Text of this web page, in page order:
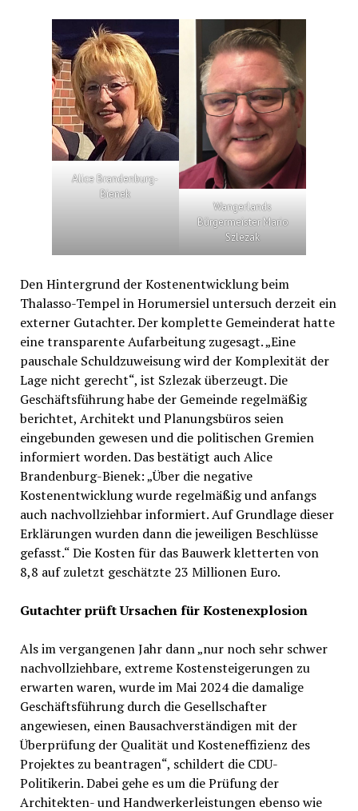
Alice Brandenburg-
Bienek
Wangerlands
Bürgermeister Mario
Szlezak
Den Hintergrund der Kostenentwicklung beim
Thalasso-Tempel in Horumersiel untersuch derzeit ein
externer Gutachter. Der komplette Gemeinderat hatte
eine transparente Aufarbeitung zugesagt. „Eine
pauschale Schuldzuweisung wird der Komplexität der
Lage nicht gerecht“, ist Szlezak überzeugt. Die
Geschäftsführung habe der Gemeinde regelmäßig
berichtet, Architekt und Planungsbüros seien
eingebunden gewesen und die politischen Gremien
informiert worden. Das bestätigt auch Alice
Brandenburg-Bienek: „Über die negative
Kostenentwicklung wurde regelmäßig und anfangs
auch nachvollziehbar informiert. Auf Grundlage dieser
Erklärungen wurden dann die jeweiligen Beschlüsse
gefasst.“ Die Kosten für das Bauwerk kletterten von
8,8 auf zuletzt geschätzte 23 Millionen Euro.
Gutachter prüft Ursachen für Kostenexplosion
Als im vergangenen Jahr dann „nur noch sehr schwer
nachvollziehbare, extreme Kostensteigerungen zu
erwarten waren, wurde im Mai 2024 die damalige
Geschäftsführung durch die Gesellschafter
angewiesen, einen Bausachverständigen mit der
Überprüfung der Qualität und Kosteneffizienz des
Projektes zu beantragen“, schildert die CDU-
Politikerin. Dabei gehe es um die Prüfung der
Architekten- und Handwerkerleistungen ebenso wie